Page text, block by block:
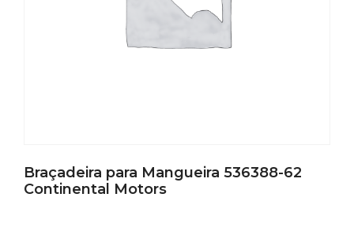
Braçadeira para Mangueira 536388-62
Continental Motors